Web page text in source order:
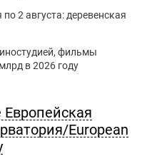
2 августа: деревенская
фильмы
в 2026 году
Европейская
European